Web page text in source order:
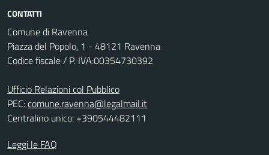
CONTATTI
Comune di Ravenna
Piazza del Popolo, 1 - 48121 Ravenna
Codice fiscale / P. IVA:00354730392
Ufficio Relazioni col Pubblico
PEC:comune.ravenna@legalmail.it
Centralino unico: +390544482111
Leggi le FAQ